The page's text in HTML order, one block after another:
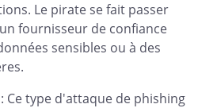
Le pirate se fait passer
fournisseur de confiance
sensibles ou à des
Ce type d'attaque de phishing